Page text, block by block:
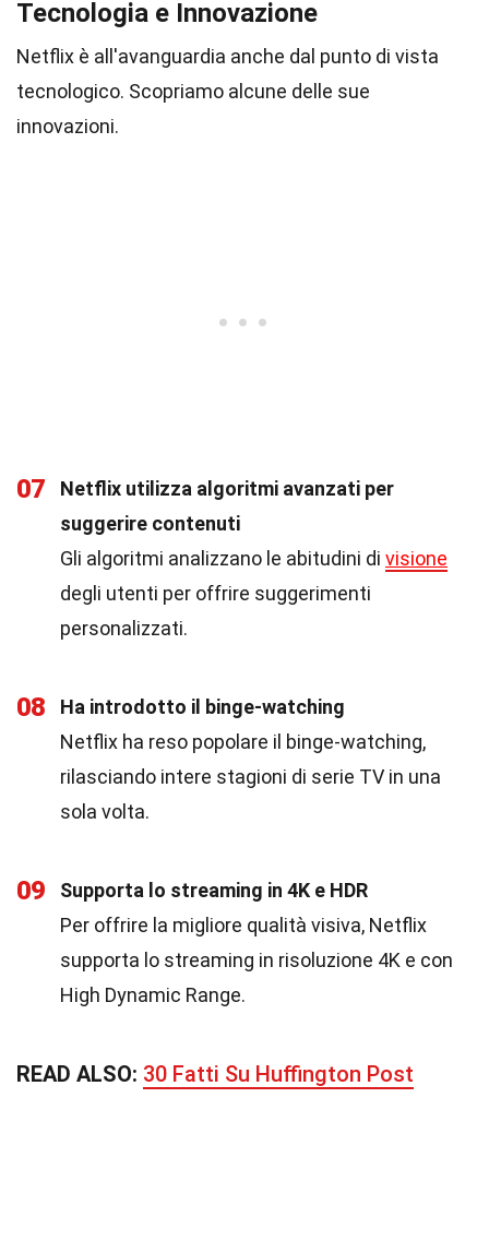
Tecnologia e Innovazione
Netflix è all'avanguardia anche dal punto di vista
tecnologico. Scopriamo alcune delle sue
innovazioni.
07
Netflix utilizza algoritmi avanzati per
suggerire contenuti
Gli algoritmi analizzano le abitudini di visione
degli utenti per offrire suggerimenti
personalizzati.
08
Ha introdotto il binge-watching
Netflix ha reso popolare il binge-watching,
rilasciando intere stagioni di serie TV in una
sola volta.
09
Supporta lo streaming in 4K e HDR
Per offrire la migliore qualità visiva, Netflix
supporta lo streaming in risoluzione 4K e con
High Dynamic Range.
READ ALSO: 30 Fatti Su Huffington Post